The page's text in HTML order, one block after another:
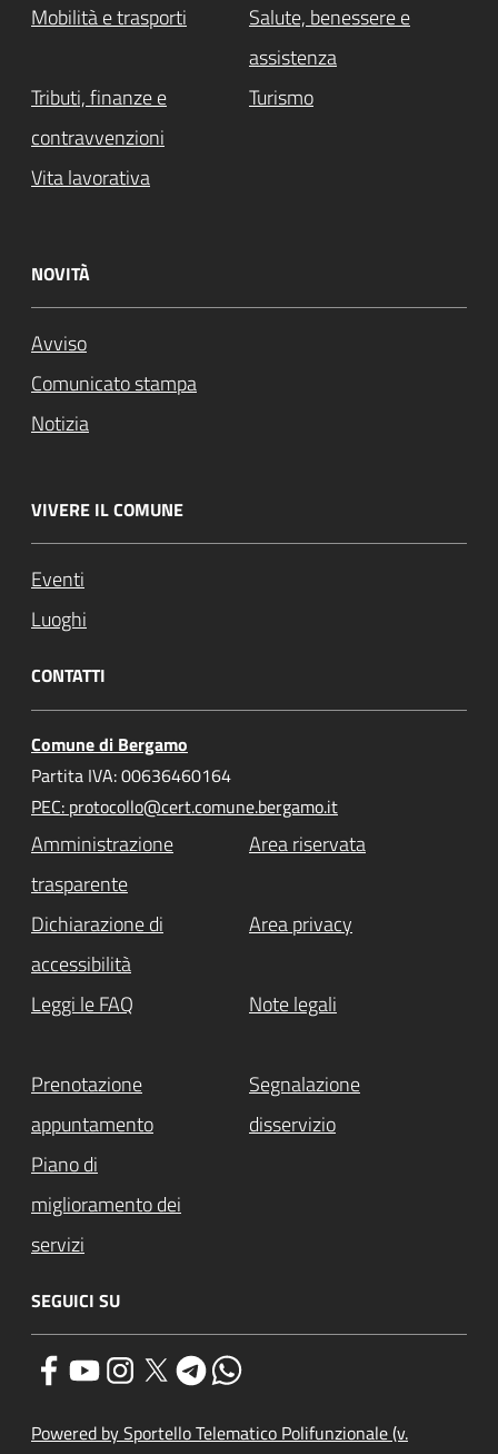
Mobilità e trasporti
Salute, benessere e
assistenza
Tributi, finanze e
contravvenzioni
Turismo
Vita lavorativa
NOVITÀ
Avviso
Comunicato stampa
Notizia
VIVERE IL COMUNE
Eventi
Luoghi
CONTATTI
Comune di Bergamo
Partita IVA: 00636460164
PEC: protocollo@cert.comune.bergamo.it
Amministrazione
trasparente
Area riservata
Dichiarazione di
accessibilità
Area privacy
Leggi le FAQ Note legali
Prenotazione
appuntamento
Segnalazione
disservizio
Piano di
miglioramento dei
servizi
SEGUICI SU
Powered by Sportello Telematico Polifunzionale (v.